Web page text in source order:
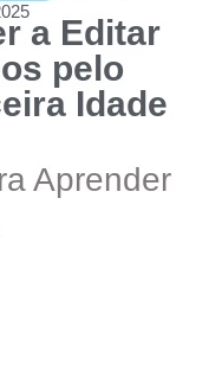
a Editar
pelo
Idade
Aprender